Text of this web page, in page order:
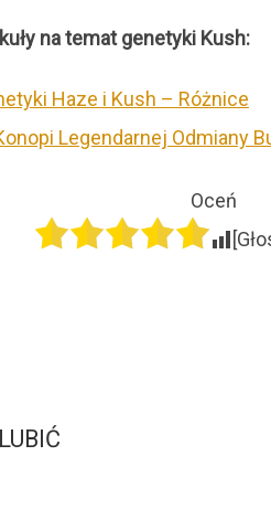
na temat genetyki Kush:
Haze i Kush – Różnice
Legendarnej Odmiany
Oceń